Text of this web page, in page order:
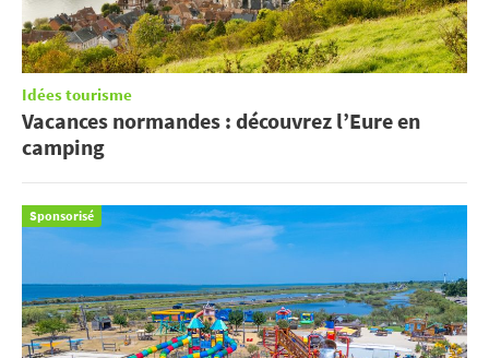
Idées tourisme
Vacances normandes : découvrez l’Eure en
camping
Sponsorisé